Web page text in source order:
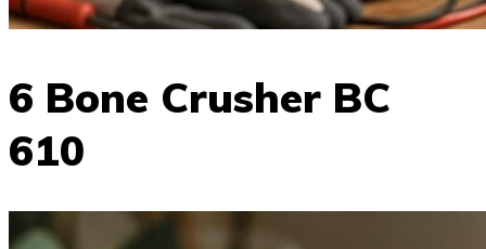
6 Bone Crusher BC
610